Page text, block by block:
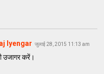
Iyengar जुलाई 28, 2015 11:13 am
उजागर करें।